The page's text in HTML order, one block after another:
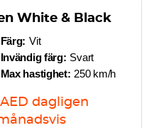
White & Black
Färg: Vit
Invändig färg: Svart
Max hastighet: 250 km/h
AED dagligen